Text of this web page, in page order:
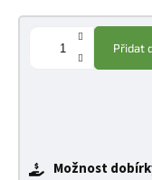
Přidat
Možnost